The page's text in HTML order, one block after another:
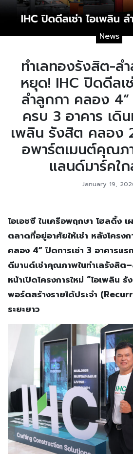
News
ทำเลทองรังสิต-ล
หยุด! IHC ปิดดีลเ
ลำลูกกา คลอง 4”
ครบ 3 อาคาร เดิ
เพลิน รังสิต คลอง
อพาร์ตเมนต์คุณ
แลนด์มาร์คใ
January 19,
ไอเอชซี ในเครือพฤกษา โฮลดิ้ง
ตลาดที่อยู่อาศัยให้เช่า หลังโครง
คลอง 4” ปิดการเช่า 3 อาคารแ
ดีมานด์เช่าคุณภาพในทำเลรังสิต
หน้าเปิดโครงการใหม่ “ไอเพลิน
พอร์ตสร้างรายได้ประจำ
ระยะยาว